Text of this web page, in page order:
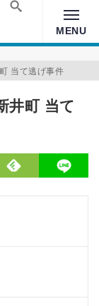
xs157036/moon-
crossmastery-
MENU
当て逃げ事件
井町 当て
line